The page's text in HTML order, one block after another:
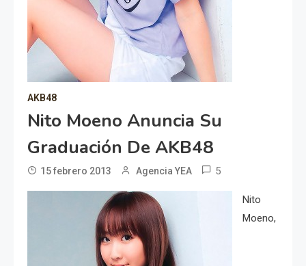
AKB48
Nito Moeno Anuncia Su
Graduación De AKB48
15 febrero 2013 Agencia YEA 5
Nito
Moeno,